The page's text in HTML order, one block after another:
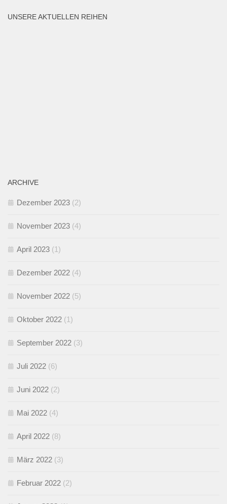
UNSERE AKTUELLEN REIHEN
ARCHIVE
Dezember 2023 (2)
November 2023 (4)
April 2023 (1)
Dezember 2022 (4)
November 2022 (5)
Oktober 2022 (1)
September 2022 (3)
Juli 2022 (6)
Juni 2022 (2)
Mai 2022 (4)
April 2022 (8)
März 2022 (3)
Februar 2022 (2)